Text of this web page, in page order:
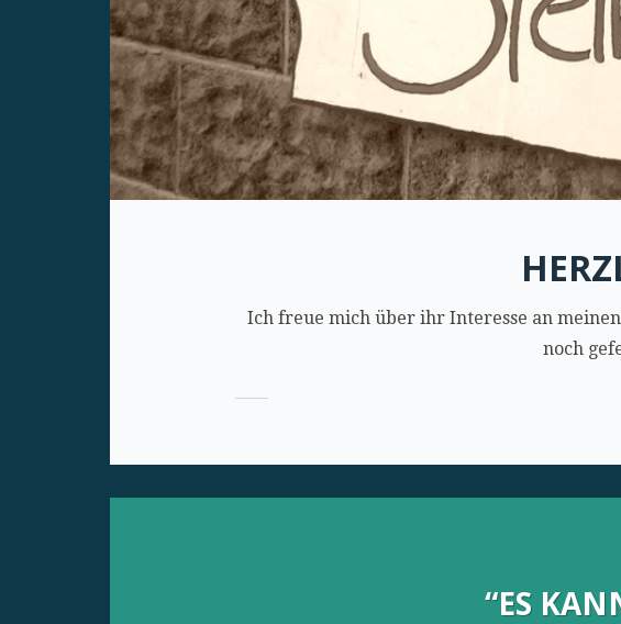
Ich freue mich über ihr Interesse an
noch
“ES